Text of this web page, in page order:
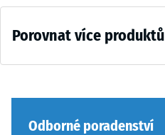
struktura
Porovnat více produktů
nebyl
vybránOdborné poradenství